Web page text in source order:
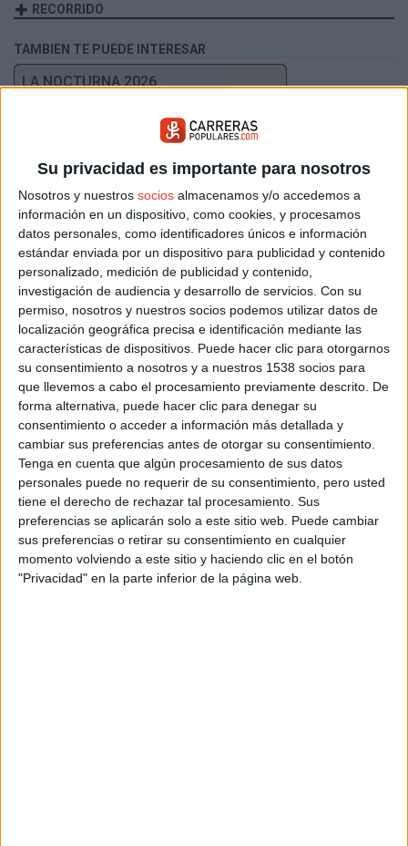
Su privacidad es importante para nosotros
Nosotros y nuestros socios almacenamos y/o accedemos a
información en un dispositivo, como cookies, y procesamos
datos personales, como identificadores únicos e información
estándar enviada por un dispositivo para publicidad y contenido
personalizado, medición de publicidad y contenido,
investigación de audiencia y desarrollo de servicios. Con su
permiso, nosotros y nuestros socios podemos utilizar datos de
localización geográfica precisa e identificación mediante las
características de dispositivos. Puede hacer clic para otorgarnos
su consentimiento a nosotros y a nuestros 1538 socios para
que llevemos a cabo el procesamiento previamente descrito. De
forma alternativa, puede hacer clic para denegar su
consentimiento o acceder a información más detallada y
cambiar sus preferencias antes de otorgar su consentimiento.
Tenga en cuenta que algún procesamiento de sus datos
personales puede no requerir de su consentimiento, pero usted
tiene el derecho de rechazar tal procesamiento. Sus
preferencias se aplicarán solo a este sitio web. Puede cambiar
sus preferencias o retirar su consentimiento en cualquier
momento volviendo a este sitio y haciendo clic en el botón
"Privacidad" en la parte inferior de la página web.
RECORRIDO
TAMBIEN TE PUEDE INTERESAR
LA NOCTURNA 2026
Sábado 15 agosto 2026
Salinas del Manzano (Cuenca)
CARRERA POR MONTAÑA TRAIL LAS...
Domingo 27 septiembre 2026
Cercedilla (Madrid)
WOP CHALLENGE BILBAO - BIZKAIA...